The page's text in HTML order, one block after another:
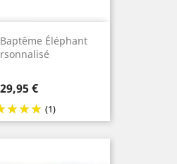
Éléphant
Prix
29,95 €
(1)